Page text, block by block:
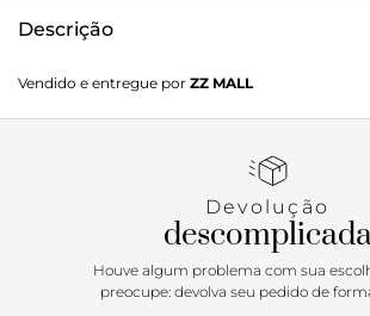
Descrição
metálico, na cor dourada. De material
biqueira arredondada, possui solado
trançadas: uma tira sobre o dedão e outra
imponente na tira sobre o dedão. Traz
com assinatura Anacapri. Aberta, deixa os
calcanhar totalmente à mostra. Porque
Essência Costeira veio com tudo para a
Vendido e entregue por ZZ MALL
Devolução
Houve algum problema com sua
preocupe: devolva seu pedido de